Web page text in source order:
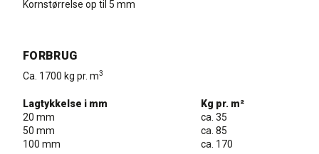
Kornstørrelse op til 5 mm
FORBRUG
Ca. 1700 kg pr. m3
Lagtykkelse i mm
Kg pr. m²
20 mm
ca. 35
50 mm
ca. 85
100 mm
ca. 170